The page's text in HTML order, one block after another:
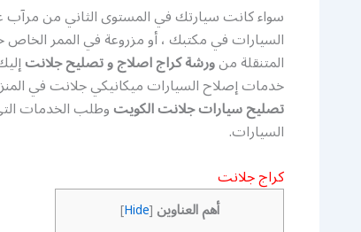
سواء كانت سيارتك في المستوى الثاني من
السيارات في مكتبك ، أو مزروعة في الممر الخاص
المتنقلة منورشة كراج اصلاج و تصليح جلانت
خدمات إصلاح السيارات ميكانيكي جلانت في
تصليح سيارات جلانت الكويتوطلب الخدمات
السيارات.
كراج جلانت
أهم العناوين [
Hide
]